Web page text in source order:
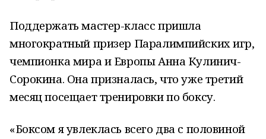
Поддержать мастер-класс пришла
многократный призер Паралимпийских игр,
чемпионка мира и Европы Анна Кулинич-
Сорокина. Она призналась, что уже третий
месяц посещает тренировки по боксу.
«Боксом я увлеклась всего два с половиной